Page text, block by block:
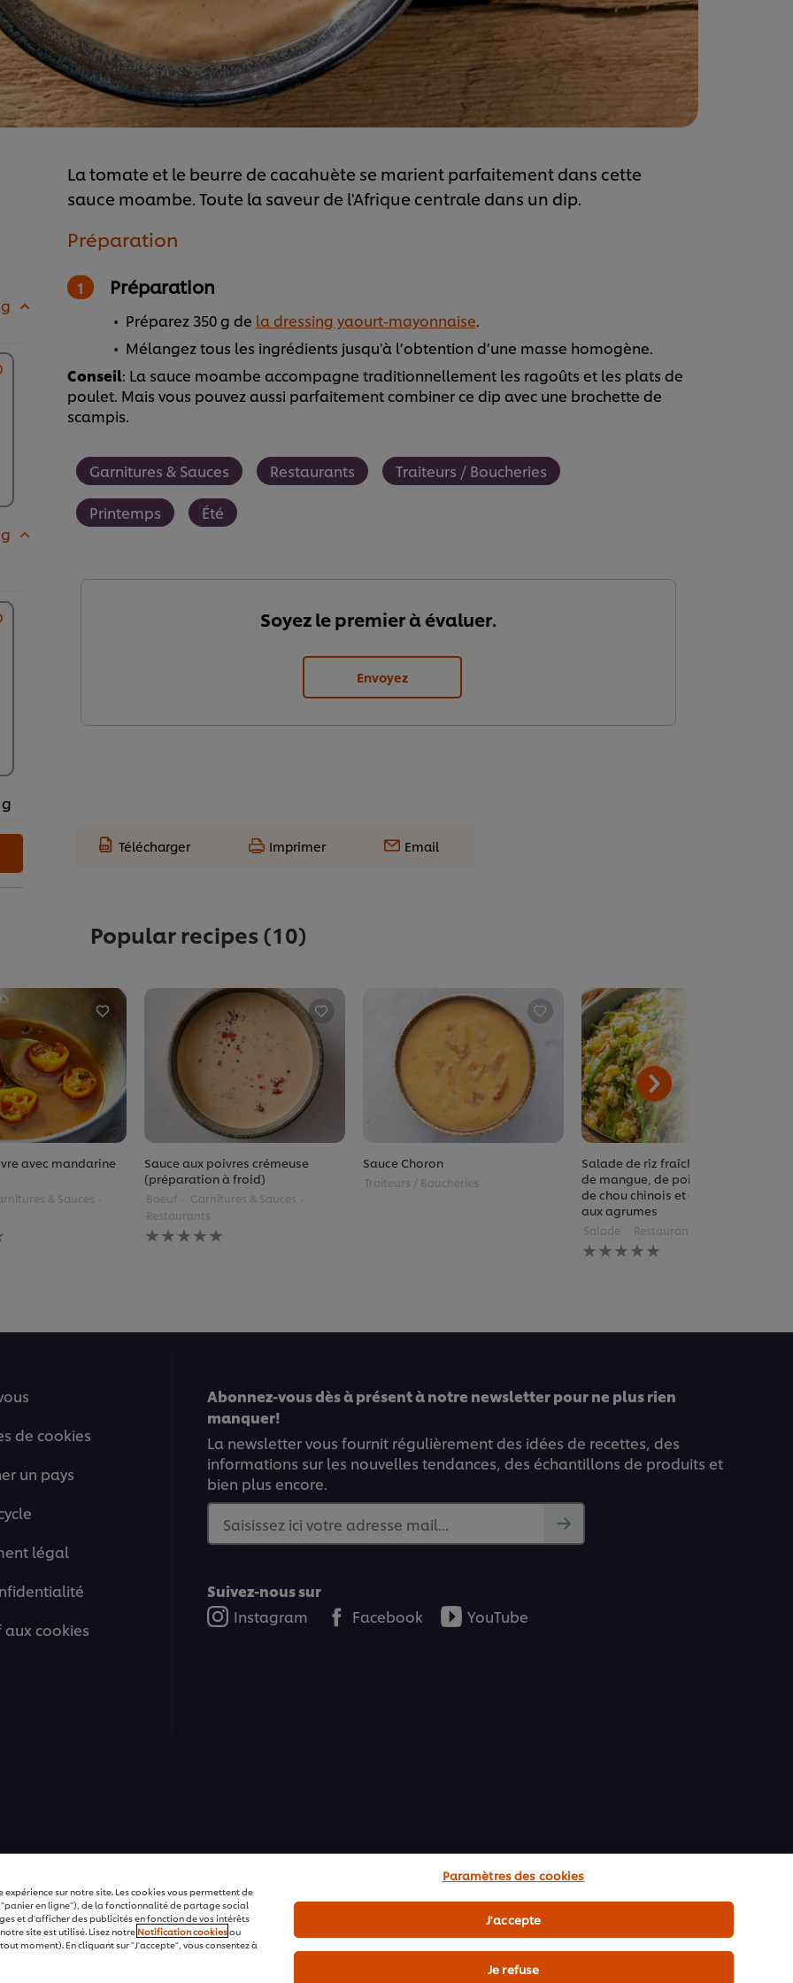
La tomate et le beurre de cacahuète se marient parfaitement dans cette
sauce moambe. Toute la saveur de l'Afrique centrale dans un dip.
Préparation
Préparation
Préparez 350 g de la dressing yaourt-mayonnaise.
Mélangez tous les ingrédients jusqu'à l’obtention d’une masse homogène.
Conseil: La sauce moambe accompagne traditionnellement les ragoûts et les plats de
poulet. Mais vous pouvez aussi parfaitement combiner ce dip avec une brochette de
scampis.
Garnitures & Sauces Restaurants Traiteurs / Boucheries
Printemps Été
Soyez le premier à évaluer.
Envoyez
Télécharger Imprimer Email
Popular recipes (10)
avec mandarine
& Sauces
Sauce aux poivres crémeuse
(préparation à froid)
Boeuf
Garnitures & Sauces
Restaurants
Aucune
évaluation
Sauce Choron
Traiteurs / Boucheries
Salade de riz fraîche agrémentée
de mangue, de pois gourmands,
de chou chinois et de vinaigrette
aux agrumes
Salade Restaurants
Aucune
évaluation
de cookies
un pays
légal
aux cookies
Abonnez-vous dès à présent à notre newsletter pour ne plus rien
manquer!
La newsletter vous fournit régulièrement des idées de recettes, des
informations sur les nouvelles tendances, des échantillons de produits et
bien plus encore.
Saisissez ici votre adresse mail...
Suivez-nous sur
Instagram
Facebook YouTube
sur notre site. Les cookies vous permettent de
en ligne"), de la fonctionnalité de partage social
et d'afficher des publicités en fonction de vos intérêts
site est utilisé. Lisez notre Notification cookiesou
moment). En cliquant sur "J'accepte", vous consentez à
Paramètres des cookies
Je refuse
J'accepte